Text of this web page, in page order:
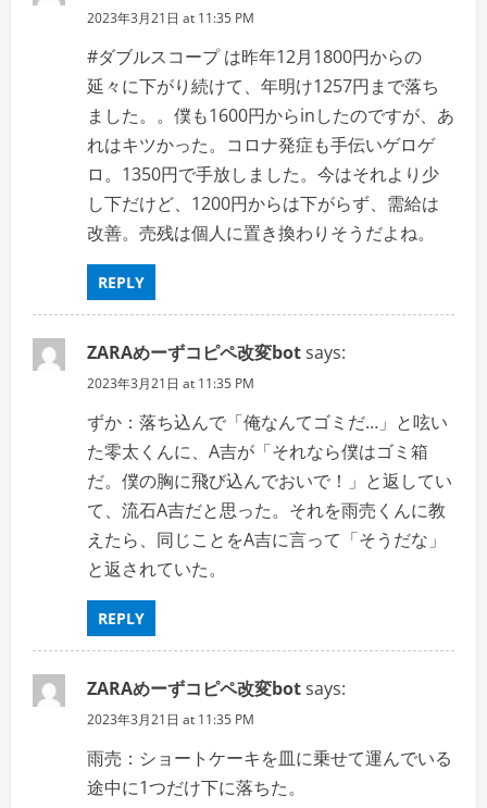
2023年3月21日 at 11:35 PM
#ダブルスコープ は昨年12月1800円からの
延々に下がり続けて、年明け1257円まで落ち
ました。。僕も1600円からinしたのですが、あ
れはキツかった。コロナ発症も手伝いゲロゲ
ロ。1350円で手放しました。今はそれより少
し下だけど、1200円からは下がらず、需給は
改善。売残は個人に置き換わりそうだよね。
REPLY
ZARAめーずコピペ改変botsays:
2023年3月21日 at 11:35 PM
ずか：落ち込んで「俺なんてゴミだ…」と呟い
た零太くんに、A吉が「それなら僕はゴミ箱
だ。僕の胸に飛び込んでおいで！」と返してい
て、流石A吉だと思った。それを雨売くんに教
えたら、同じことをA吉に言って「そうだな」
と返されていた。
REPLY
ZARAめーずコピペ改変botsays:
2023年3月21日 at 11:35 PM
雨売：ショートケーキを皿に乗せて運んでいる
途中に1つだけ下に落ちた。